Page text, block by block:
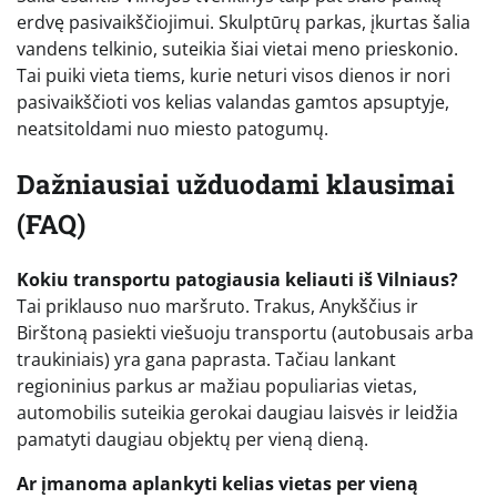
erdvę pasivaikščiojimui. Skulptūrų parkas, įkurtas šalia
vandens telkinio, suteikia šiai vietai meno prieskonio.
Tai puiki vieta tiems, kurie neturi visos dienos ir nori
pasivaikščioti vos kelias valandas gamtos apsuptyje,
neatsitoldami nuo miesto patogumų.
Dažniausiai užduodami klausimai
(FAQ)
Kokiu transportu patogiausia keliauti iš Vilniaus?
Tai priklauso nuo maršruto. Trakus, Anykščius ir
Birštoną pasiekti viešuoju transportu (autobusais arba
traukiniais) yra gana paprasta. Tačiau lankant
regioninius parkus ar mažiau populiarias vietas,
automobilis suteikia gerokai daugiau laisvės ir leidžia
pamatyti daugiau objektų per vieną dieną.
Ar įmanoma aplankyti kelias vietas per vieną